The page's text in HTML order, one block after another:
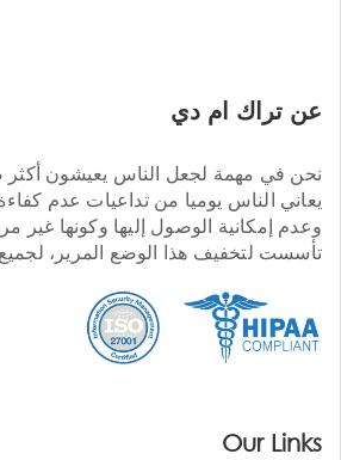
عن تراك ام دي
نحن في مهمة لجعل الناس يعيشون أكثر
يعاني الناس يوميا من تداعيات عدم
وعدم إمكانية الوصول إليها وكونها غير
تأسست لتخفيف هذا الوضع المرير،
Our Links